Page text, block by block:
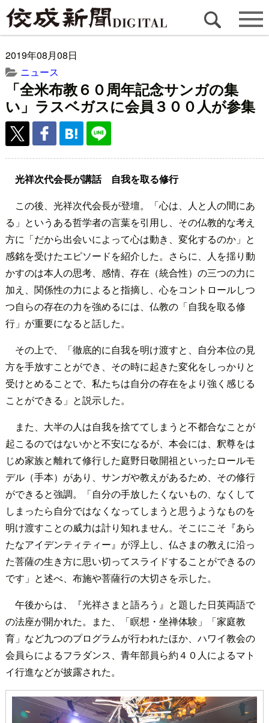
2019年08月08日
ニュース
「全米布教６０周年記念サンガの集
い」ラスベガスに会員３００人が参集
光祥次代会長が講話 自我を取る修行
この後、光祥次代会長が登壇。「心は、人と人の間にあ
る」というある哲学者の言葉を引用し、その仏教的な考え
方に「だから出会いによって心は動き、変化するのか」と
感銘を受けたエピソードを紹介した。さらに、人を揺り動
かすのは本人の思考、感情、存在（統合性）の三つの力に
加え、関係性の力によると指摘し、心をコントロールしつ
つ自らの存在の力を強めるには、仏教の「自我を取る修
行」が重要になると話した。
その上で、「徹底的に自我を明け渡すと、自分本位の見
方を手放すことができ、その時に起きた変化をしっかりと
受けとめることで、私たちは自分の存在をより強く感じる
ことができる」と説示した。
また、大半の人は自我を捨ててしまうと不都合なことが
起こるのではないかと不安になるが、本会には、釈尊をは
じめ家族と離れて修行した庭野日敬開祖といったロールモ
デル（手本）があり、サンガや教えがあるため、その修行
ができると強調。「自分の手放したくないもの、なくして
しまったら自分ではなくなってしまうと思うようなものを
明け渡すことの威力は計り知れません。そこにこそ『あら
たなアイデンティティー』が浮上し、仏さまの教えに沿っ
た菩薩の生き方に思い切ってスライドすることができるの
です」と述べ、布施や菩薩行の大切さを示した。
午後からは、『光祥さまと語ろう』と題した日英両語で
の法座が開かれた。また、「瞑想・坐禅体験」「家庭教
育」など九つのプログラムが行われたほか、ハワイ教会の
会員らによるフラダンス、青年部員ら約４０人によるマト
イ行進などが披露された。